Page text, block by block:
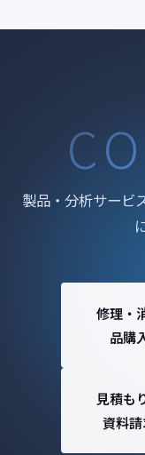
製品・分析サービ
修理・
品購
見積も
資料